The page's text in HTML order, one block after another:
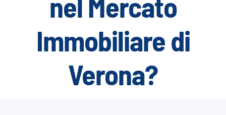
Immobiliare di
Verona?